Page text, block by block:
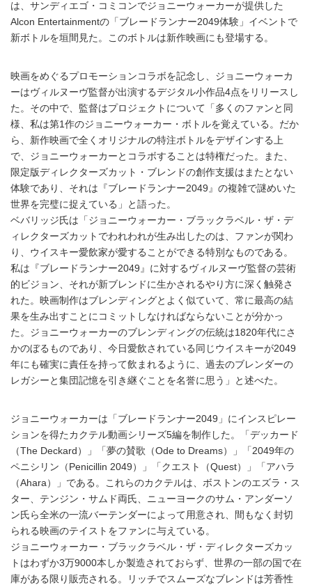
は、サンディエゴ・コミコンでジョニーウォーカーが提供した
Alcon Entertainmentの「ブレードランナー2049体験」イベントで
新ボトルを垣間見た。このボトルは新作映画にも登場する。
映画をめぐるプロモーションコラボを記念し、ジョニーウォーカ
ーはヴィルヌーヴ監督が出演するデジタル小作品4点をリリースし
た。その中で、監督はプロジェクトについて「多くのファンと同
様、私は第1作のジョニーウォーカー・ボトルを覚えている。だか
ら、新作映画で全くオリジナルの特注ボトルをデザインする上
で、ジョニーウォーカーとコラボすることは特権だった。また、
限定版ディレクターズカット・ブレンドの創作支援はまたとない
体験であり、それは『ブレードランナー2049』の複雑で謎めいた
世界を完璧に捉えている」と語った。
ベバリッジ氏は「ジョニーウォーカー・ブラックラベル・ザ・デ
ィレクターズカットでわれわれが生み出したのは、ファンが関わ
り、ウイスキー愛飲家が愛することができる特別なものである。
私は『ブレードランナー2049』に対するヴィルヌーヴ監督の芸術
的ビジョン、それが新ブレンドに生かされるやり方に深く触発さ
れた。映画制作はブレンディングとよく似ていて、常に最高の結
果を生み出すことにコミットしなければならないことが分かっ
た。ジョニーウォーカーのブレンディングの伝統は1820年代にさ
かのぼるものであり、今日愛飲されている同じウイスキーが2049
年にも確実に責任を持って飲まれるように、過去のブレンダーの
レガシーと集団記憶を引き継ぐことを名誉に思う」と述べた。
ジョニーウォーカーは「ブレードランナー2049」にインスピレー
ションを得たカクテル動画シリーズ5編を制作した。「デッカード
（The Deckard）」「夢の賛歌（Ode to Dreams）」「2049年の
ペニシリン（Penicillin 2049）」「クエスト（Quest）」「アハラ
（Ahara）」である。これらのカクテルは、ボストンのエズラ・ス
ター、テンジン・サムド両氏、ニューヨークのサム・アンダーソ
ン氏ら全米の一流バーテンダーによって用意され、間もなく封切
られる映画のテイストをファンに与えている。
ジョニーウォーカー・ブラックラベル・ザ・ディレクターズカッ
トはわずか3万9000本しか製造されておらず、世界の一部の国で在
庫がある限り販売される。リッチでスムーズなブレンドは芳香性